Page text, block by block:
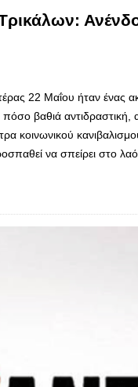
22 Μαΐου ήταν ένας
βαθιά αντιδραστική,
κοινωνικού
να σπείρει στο